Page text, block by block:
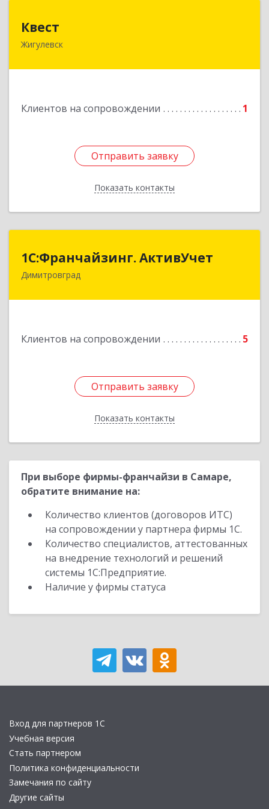
Квест
Жигулевск
Клиентов на сопровождении 1
Отправить заявку
Показать контакты
445350, Самарская обл., Жигулевск, ул.Пушкина,
Отправить заявку
Назад
1С:Франчайзинг. АктивУчет
Димитровград
Клиентов на сопровождении 5
Отправить заявку
Показать контакты
1С:Франчайзинг. АктивУчет
433505, Ульяновская обл., г. Димитровград, ул.
Отправить заявку
Назад
При выборе фирмы-франчайзи в Самаре,
обратите внимание на:
Количество клиентов (договоров ИТС)
на сопровождении у партнера фирмы 1С.
Количество специалистов, аттестованных
на внедрение технологий и решений
системы 1С:Предприятие.
Наличие у фирмы статуса
Вход для партнеров 1С
Учебная версия
Стать партнером
Политика конфиденциальности
Замечания по сайту
Другие сайты